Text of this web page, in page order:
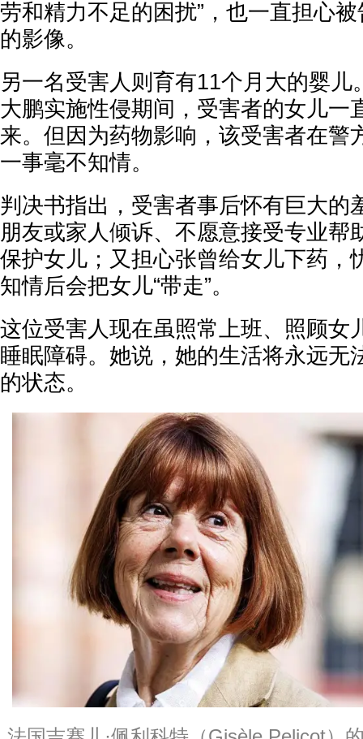
劳和精力不足的困扰”，也一直担心
的影像。
另一名受害人则育有11个月大的婴儿
大鹏实施性侵期间，受害者的女儿一
来。但因为药物影响，该受害者在警
一事毫不知情。
判决书指出，受害者事后怀有巨大的
朋友或家人倾诉、不愿意接受专业帮
保护女儿；又担心张曾给女儿下药，
知情后会把女儿“带走”。
这位受害人现在虽照常上班、照顾女
睡眠障碍。她说，她的生活将永远无
的状态。